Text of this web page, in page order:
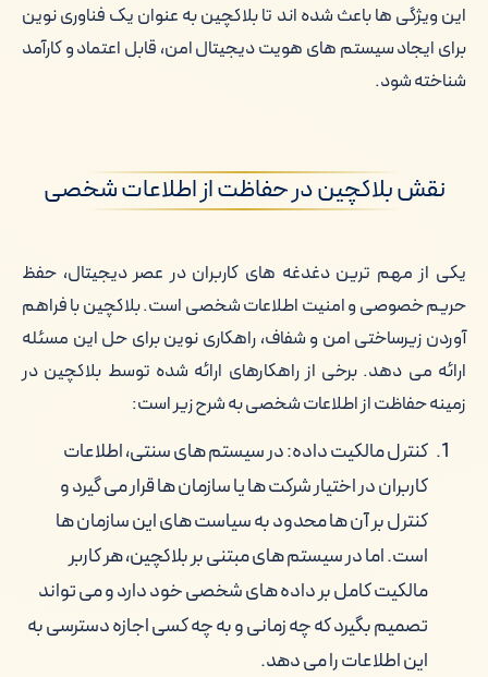
این ویژگی ها باعث شده اند تا بلاکچین به عنوان یک فناوری نوین
برای ایجاد سیستم های هویت دیجیتال امن، قابل اعتماد و کارآمد
شناخته شود.
نقش بلاکچین در حفاظت از اطلاعات شخصی
یکی از مهم ترین دغدغه های کاربران در عصر دیجیتال، حفظ
حریم خصوصی و امنیت اطلاعات شخصی است. بلاکچین با فراهم
آوردن زیرساختی امن و شفاف، راهکاری نوین برای حل این مسئله
ارائه می دهد. برخی از راهکارهای ارائه شده توسط بلاکچین در
زمینه حفاظت از اطلاعات شخصی به شرح زیر است:
کنترل مالکیت داده: در سیستم های سنتی، اطلاعات
کاربران در اختیار شرکت ها یا سازمان ها قرار می گیرد و
کنترل بر آن ها محدود به سیاست های این سازمان ها
است. اما در سیستم های مبتنی بر بلاکچین، هر کاربر
مالکیت کامل بر داده های شخصی خود دارد و می تواند
تصمیم بگیرد که چه زمانی و به چه کسی اجازه دسترسی به
این اطلاعات را می دهد.